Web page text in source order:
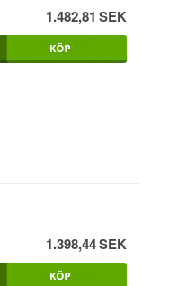
1.482,81 SEK
1.398,44SEK